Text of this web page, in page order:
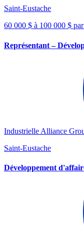
Saint-Eustache
60 000 $ à 100 000 $
Représentant –
Industrielle Alliance
Saint-Eustache
Développement